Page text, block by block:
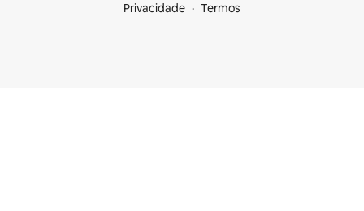
Privacidade
Termos